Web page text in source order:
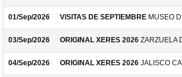
01/Sep/2026 VISITAS DE SEPTIEMBRE MUSEO
03/Sep/2026 ORIGINAL XERES 2026 ZARZUELA
04/Sep/2026 ORIGINAL XERES 2026 JALISCO